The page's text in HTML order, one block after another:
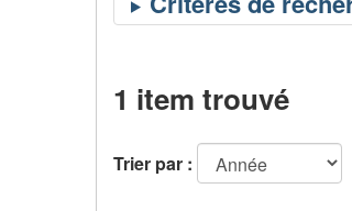
1 item trouvé
Trier par :